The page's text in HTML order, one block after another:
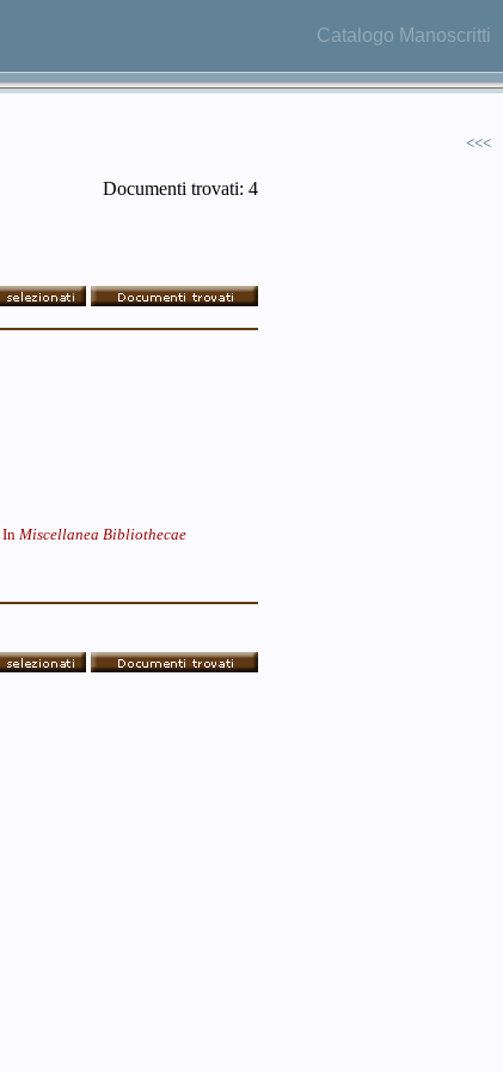
Catalogo Manoscritti
<<<
Documenti trovati: 4
In Miscellanea Bibliothecae